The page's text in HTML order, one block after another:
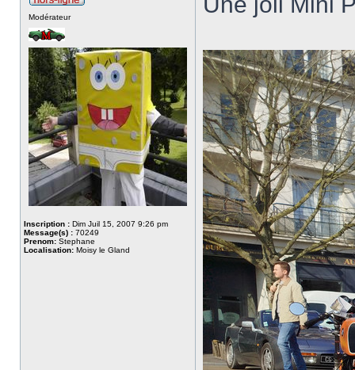
Modérateur
Inscription : Dim Juil 15, 2007 9:26 pm
Message(s) : 70249
Prenom: Stephane
Localisation: Moisy le Gland